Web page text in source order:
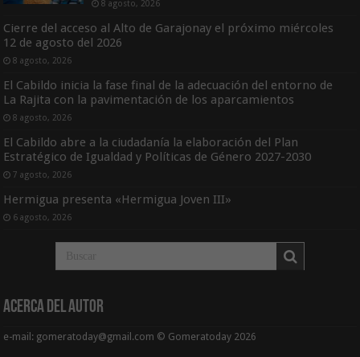
8 agosto, 2026
Cierre del acceso al Alto de Garajonay el próximo miércoles
12 de agosto del 2026
8 agosto, 2026
El Cabildo inicia la fase final de la adecuación del entorno de
La Rajita con la pavimentación de los aparcamientos
8 agosto, 2026
El Cabildo abre a la ciudadanía la elaboración del Plan
Estratégico de Igualdad y Políticas de Género 2027-2030
7 agosto, 2026
Hermigua presenta «Hermigua Joven III»
6 agosto, 2026
Acerca del Autor
e-mail: gomeratoday@gmail.com © Gomeratoday 2026